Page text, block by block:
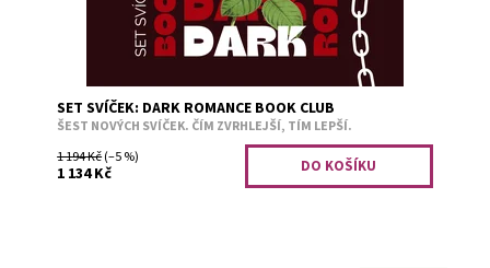
SET SVÍČEK: DARK ROMANCE BOOK CLUB
ŠEST NOVÝCH SVÍČEK. ČÍM ZVRHLEJŠÍ, TÍM LEPŠÍ.
1 194 Kč(–5 %)
1 134 Kč